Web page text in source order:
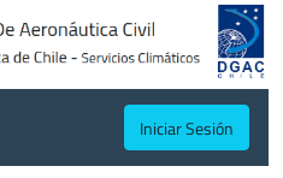
Iniciar Sesión